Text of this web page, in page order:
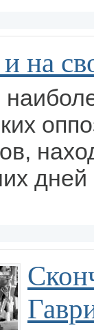
на
дней